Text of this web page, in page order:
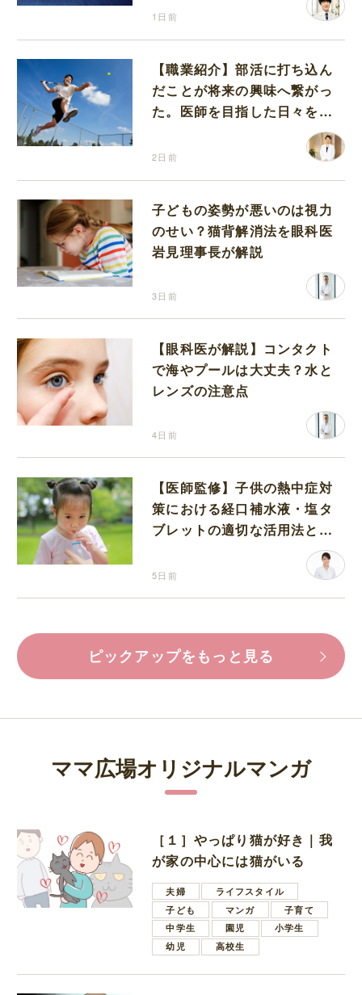
1日前
【職業紹介】部活に打ち込ん
だことが将来の興味へ繋がっ
た。医師を目指した日々を振
2日前
子どもの姿勢が悪いのは視力
のせい？猫背解消法を眼科医
岩見理事長が解説
3日前
【眼科医が解説】コンタクト
で海やプールは大丈夫？水と
レンズの注意点
4日前
【医師監修】子供の熱中症対
策における経口補水液・塩タ
ブレットの適切な活用法と水
5日前
ピックアップをもっと見る
ママ広場オリジナルマンガ
［１］やっぱり猫が好き｜我
が家の中心には猫がいる
夫婦
ライフスタイル
子ども
マンガ
子育て
中学生
園児
小学生
幼児
高校生